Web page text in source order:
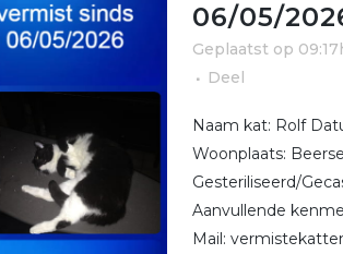
06/05/
Geplaatst op
Deel
Naam kat: Rolf
Woonplaats:
Gesteriliseerd/
Aanvullende
Mail: